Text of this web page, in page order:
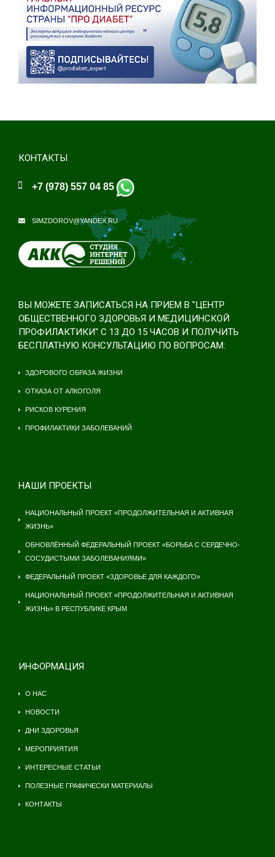
КОНТАКТЫ
+7 (978) 557 04 85
SIMZDOROV@YANDEX.RU
ВЫ МОЖЕТЕ ЗАПИСАТЬСЯ НА ПРИЕМ В "ЦЕНТР
ОБЩЕСТВЕННОГО ЗДОРОВЬЯ И МЕДИЦИНСКОЙ
ПРОФИЛАКТИКИ" С 13 ДО 15 ЧАСОВ И ПОЛУЧИТЬ
БЕСПЛАТНУЮ КОНСУЛЬТАЦИЮ ПО ВОПРОСАМ:
ЗДОРОВОГО ОБРАЗА ЖИЗНИ
ОТКАЗА ОТ АЛКОГОЛЯ
РИСКОВ КУРЕНИЯ
ПРОФИЛАКТИКИ ЗАБОЛЕВАНИЙ
НАШИ ПРОЕКТЫ
НАЦИОНАЛЬНЫЙ ПРОЕКТ «ПРОДОЛЖИТЕЛЬНАЯ И АКТИВНАЯ
ЖИЗНЬ»
ОБНОВЛЁННЫЙ ФЕДЕРАЛЬНЫЙ ПРОЕКТ «БОРЬБА С СЕРДЕЧНО-
СОСУДИСТЫМИ ЗАБОЛЕВАНИЯМИ»
ФЕДЕРАЛЬНЫЙ ПРОЕКТ «ЗДОРОВЬЕ ДЛЯ КАЖДОГО»
НАЦИОНАЛЬНЫЙ ПРОЕКТ «ПРОДОЛЖИТЕЛЬНАЯ И АКТИВНАЯ
ЖИЗНЬ» В РЕСПУБЛИКЕ КРЫМ
ИНФОРМАЦИЯ
О НАС
НОВОСТИ
ДНИ ЗДОРОВЬЯ
МЕРОПРИЯТИЯ
ИНТЕРЕСНЫЕ СТАТЬИ
ПОЛЕЗНЫЕ ГРАФИЧЕСКИ МАТЕРИАЛЫ
КОНТАКТЫ